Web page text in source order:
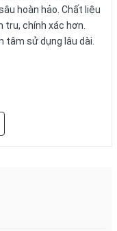
hoàn hảo. Chất liệu
chính xác hơn.
tâm sử dụng lâu dài.
những đường cắt
ra để đổi lưỡi dao
sử dụng. Dao có
lựa chọn để phù hợp